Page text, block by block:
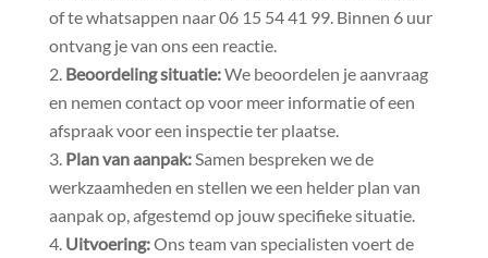
of te whatsappen naar 06 15 54 41 99.​ Binnen 6 uur
ontvang je van ons een reactie.​
Beoordeling situatie:We beoordelen je aanvraag
en nemen contact op voor meer informatie of een
afspraak voor een inspectie ter plaatse.​
Plan van aanpak:Samen bespreken we de
werkzaamheden en stellen we een helder plan van
aanpak op, afgestemd op jouw specifieke situatie.​
Uitvoering:Ons team van specialisten voert de